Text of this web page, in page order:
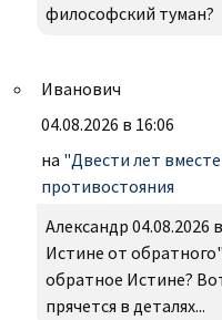
философский туман?
Иванович
04.08.2026 в 16:06
на "Двести лет
противостояния
Александр
Истине от
обратное Истине?
прячется в деталях...